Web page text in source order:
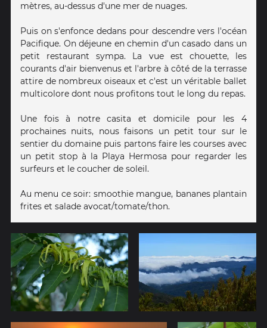
mètres, au-dessus d'une mer de nuages.
Puis on s'enfonce dedans pour descendre vers l'océan
Pacifique. On déjeune en chemin d'un casado dans un
petit restaurant sympa. La vue est chouette, les
courants d'air bienvenus et l'arbre à côté de la terrasse
attire de nombreux oiseaux et c'est un véritable ballet
multicolore dont nous profitons tout le long du repas.
Une fois à notre casita et domicile pour les 4
prochaines nuits, nous faisons un petit tour sur le
sentier du domaine puis partons faire les courses avec
un petit stop à la Playa Hermosa pour regarder les
surfeurs et le coucher de soleil.
Au menu ce soir: smoothie mangue, bananes plantain
frites et salade avocat/tomate/thon.